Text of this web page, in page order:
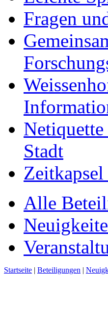
Fragen
Stadt
Alle
Startseite | Beteiligungen |